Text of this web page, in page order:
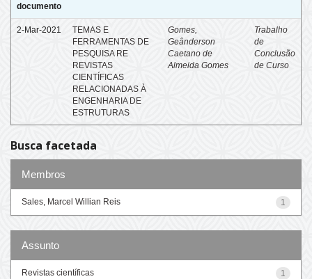
documento
2-Mar-2021
TEMAS E
FERRAMENTAS DE
PESQUISA RE
REVISTAS
CIENTÍFICAS
RELACIONADAS À
ENGENHARIA DE
ESTRUTURAS
Gomes,
Geânderson
Caetano de
Almeida Gomes
Trabalho
de
Conclusão
de Curso
Busca facetada
Membros
1
Sales, Marcel Willian Reis
Assunto
1
Revistas científicas